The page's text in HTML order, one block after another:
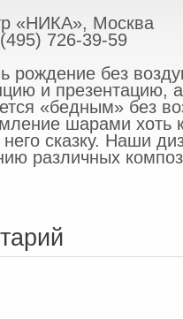
«НИКА», Москва
726-39-59
рождение без
и презентацию,
«бедным» без
шарами хоть
него сказку. Наши
различных